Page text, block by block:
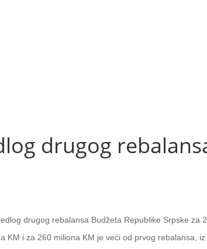
drugog
drugog rebalansa Budžeta Republike Srpske za
i za 260 miliona KM je veći od prvog rebalansa, iz